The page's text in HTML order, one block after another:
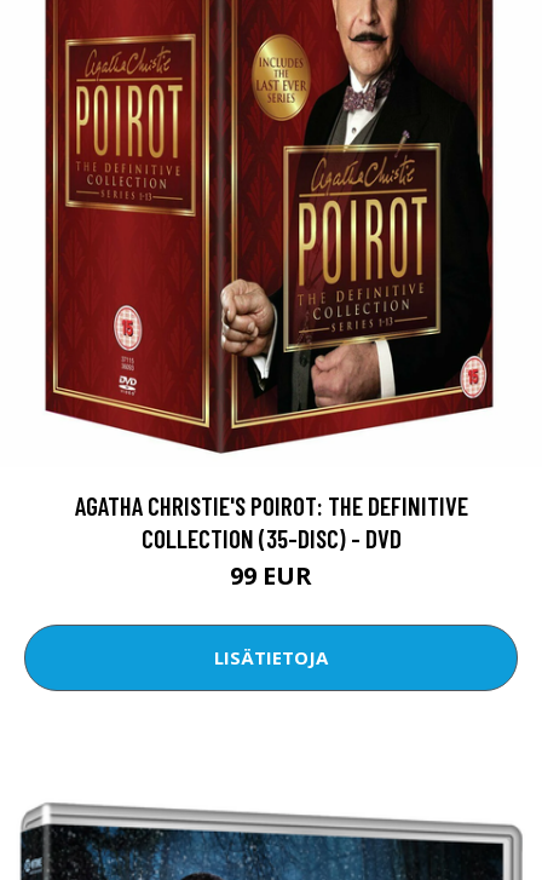
AGATHA CHRISTIE'S POIROT: THE DEFINITIVE
COLLECTION (35-DISC) - DVD
99 EUR
LISÄTIETOJA